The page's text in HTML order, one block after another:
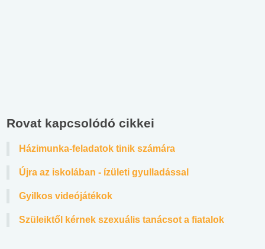
Rovat kapcsolódó cikkei
Házimunka-feladatok tinik számára
Újra az iskolában - ízületi gyulladással
Gyilkos videójátékok
Szüleiktől kérnek szexuális tanácsot a fiatalok